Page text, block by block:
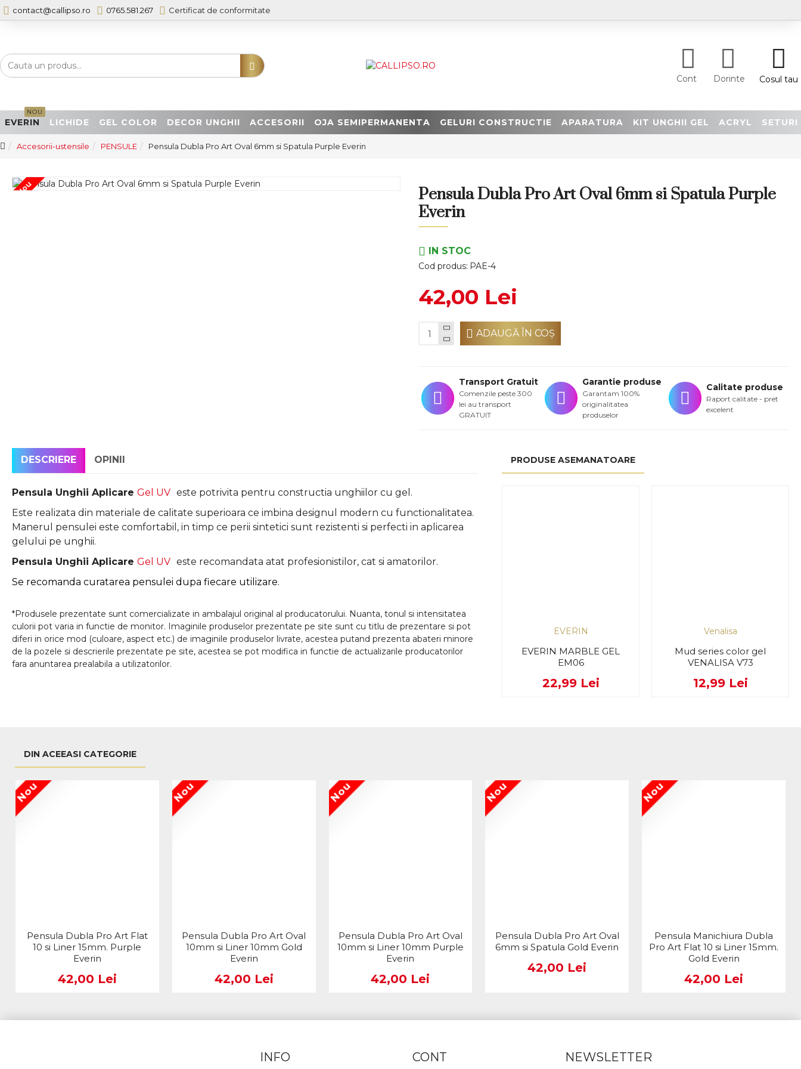
contact@callipso.ro 0765.581.267 Certificat de conformitate
Cont Dorinte Cosul tau
EVERIN
NOU
LICHIDE GEL COLOR DECOR UNGHII ACCESORII OJA SEMIPERMANENTA GELURI CONSTRUCTIE APARATURA KIT UNGHII GEL ACRYL SETURI
Accesorii-ustensile PENSULE Pensula Dubla Pro Art Oval 6mm si Spatula Purple Everin
Nou
Pensula Dubla Pro Art Oval 6mm si Spatula Purple
Everin
IN STOC
Cod produs: PAE-4
42,00 Lei
ADAUGĂ ÎN COŞ
Transport Gratuit
Comenzile peste 300
lei au transport
GRATUIT
Garantie produse
Garantam 100%
originalitatea
produselor
Calitate produse
Raport calitate - pret
excelent
DESCRIERE OPINII
Pensula Unghii Aplicare Gel UV este potrivita pentru constructia unghiilor cu gel.
Este realizata din materiale de calitate superioara ce imbina designul modern cu functionalitatea.
Manerul pensulei este comfortabil, in timp ce perii sintetici sunt rezistenti si perfecti in aplicarea
gelului pe unghii.
Pensula Unghii Aplicare Gel UV este recomandata atat profesionistilor, cat si amatorilor.
Se recomanda curatarea pensulei dupa fiecare utilizare.
*Produsele prezentate sunt comercializate in ambalajul original al producatorului. Nuanta, tonul si intensitatea
culorii pot varia in functie de monitor. Imaginile produselor prezentate pe site sunt cu titlu de prezentare si pot
diferi in orice mod (culoare, aspect etc.) de imaginile produselor livrate, acestea putand prezenta abateri minore
de la pozele si descrierile prezentate pe site, acestea se pot modifica in functie de actualizarile producatorilor
fara anuntarea prealabila a utilizatorilor.
PRODUSE ASEMANATOARE
EVERIN
EVERIN MARBLE GEL
EM06
22,99 Lei
Venalisa
Mud series color gel
VENALISA V73
12,99 Lei
DIN ACEEASI CATEGORIE
Nou
Pensula Dubla Pro Art Flat
10 si Liner 15mm. Purple
Everin
42,00 Lei
Nou
Pensula Dubla Pro Art Oval
10mm si Liner 10mm Gold
Everin
42,00 Lei
Nou
Pensula Dubla Pro Art Oval
10mm si Liner 10mm Purple
Everin
42,00 Lei
Nou
Pensula Dubla Pro Art Oval
6mm si Spatula Gold Everin
42,00 Lei
Nou
Pensula Manichiura Dubla
Pro Art Flat 10 si Liner 15mm.
Gold Everin
42,00 Lei
INFO CONT NEWSLETTER